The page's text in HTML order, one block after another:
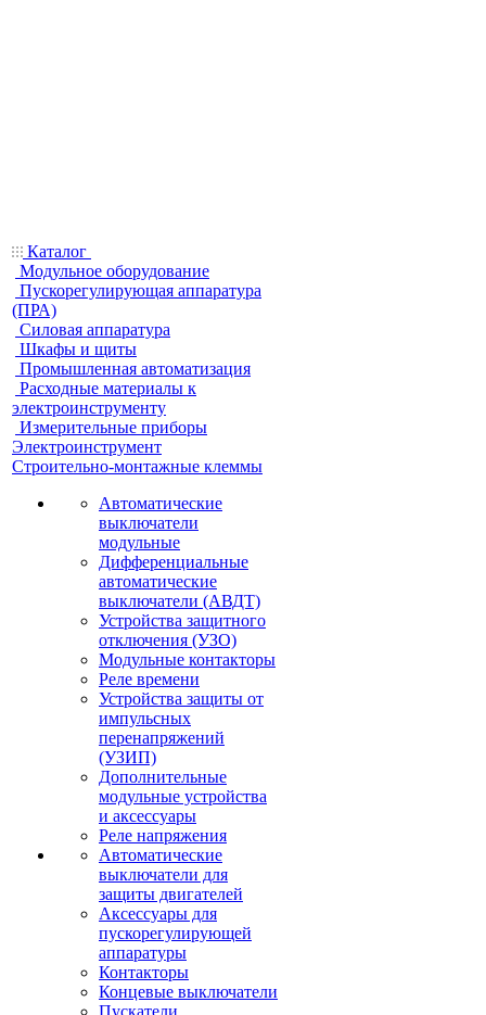
Каталог
Модульное оборудование
Пускорегулирующая аппаратура
(ПРА)
Силовая аппаратура
Шкафы и щиты
Промышленная автоматизация
Расходные материалы к
электроинструменту
Измерительные приборы
Электроинструмент
Строительно-монтажные клеммы
Автоматические
выключатели
модульные
Дифференциальные
автоматические
выключатели (АВДТ)
Устройства защитного
отключения (УЗО)
Модульные контакторы
Реле времени
Устройства защиты от
импульсных
перенапряжений
(УЗИП)
Дополнительные
модульные устройства
и аксессуары
Реле напряжения
Автоматические
выключатели для
защиты двигателей
Аксессуары для
пускорегулирующей
аппаратуры
Контакторы
Концевые выключатели
Пускатели